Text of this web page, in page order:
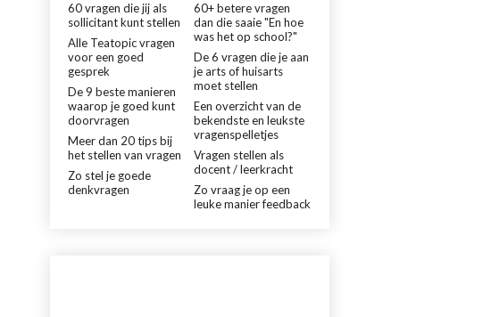
60 vragen die jij als
sollicitant kunt stellen
60+ betere vragen
dan die saaie "En hoe
was het op school?"
Alle Teatopic vragen
voor een goed
gesprek
De 6 vragen die je aan
je arts of huisarts
moet stellen
De 9 beste manieren
waarop je goed kunt
doorvragen
Een overzicht van de
bekendste en leukste
vragenspelletjes
Meer dan 20 tips bij
het stellen van vragen
Vragen stellen als
docent / leerkracht
Zo stel je goede
denkvragen
Zo vraag je op een
leuke manier feedback